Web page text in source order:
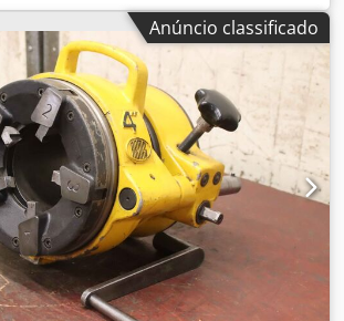
corte de parafusos - Fabricante:
cabeçote de rosqueamento 5008 -
1/4 até 1" - Mandíbulas de corte
190/240/A75 mm
- Peso: 3,4 kg
Anúncio classificado